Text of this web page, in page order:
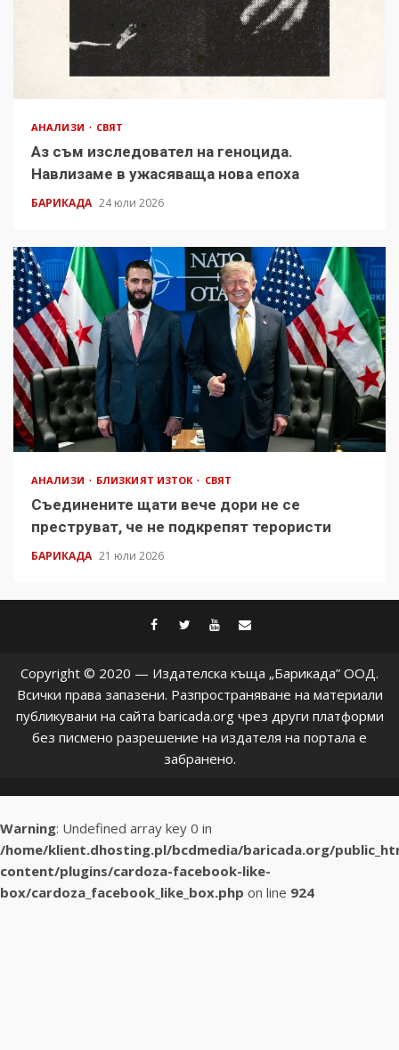
АНАЛИЗИ СВЯТ
Аз съм изследовател на геноцида.
Навлизаме в ужасяваща нова епоха
БАРИКАДА 24 юли 2026
АНАЛИЗИ БЛИЗКИЯТ ИЗТОК СВЯТ
Съединените щати вече дори не се
преструват, че не подкрепят терористи
БАРИКАДА 21 юли 2026
facebook
twitter
youtube
Copyright © 2020 — Издателска къща „Барикада” ООД.
Всички права запазени. Разпространяване на материали
публикувани на сайта baricada.org чрез други платформи
без писмено разрешение на издателя на портала е
забранено.
Warning: Undefined array key 0 in
/home/klient.dhosting.pl/bcdmedia/baricada.org/
content/plugins/cardoza-facebook-like-
box/cardoza_facebook_like_box.php on line 924